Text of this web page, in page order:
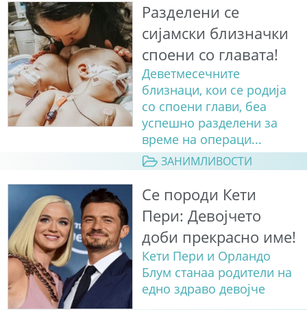
Разделени се
сијамски близначки
споени со главата!
Деветмесечните
близнаци, кои се родија
со споени глави, беа
успешно разделени за
време на операци...
ЗАНИМЛИВОСТИ
Се породи Кети
Пери: Девојчето
доби прекрасно име!
Кети Пери и Орландо
Блум станаа родители на
едно здраво девојче